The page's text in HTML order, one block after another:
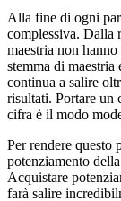
Alla fine di ogni
complessiva. Dalla
maestria non
stemma di
continua a salire
risultati. Portare un
cifra è il modo
Per rendere questo
potenziamento
Acquistare
farà salire